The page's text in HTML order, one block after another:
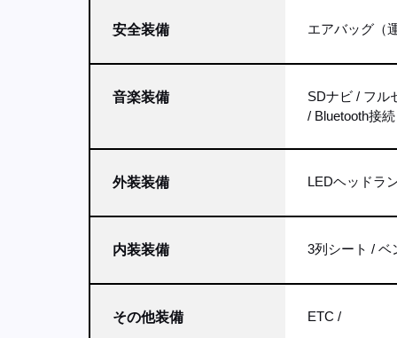
安全装備 エアバッグ（
音楽装備 SDナビ
フル
Bluetooth接続
外装装備 LEDヘッドラ
内装装備 3列シート ベ
その他装備 ETC